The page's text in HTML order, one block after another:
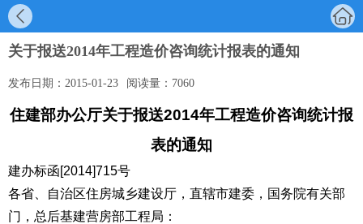
关于报送2014年工程造价咨询统计报表的通知
发布日期： 2015-01-23 阅读量： 7060
住建部办公厅关于报送2014年工程造价咨询统计报
表的通知
建办标函[2014]715号
各省、自治区住房城乡建设厅，直辖市建委，国务院有关部
门，总后基建营房部工程局：